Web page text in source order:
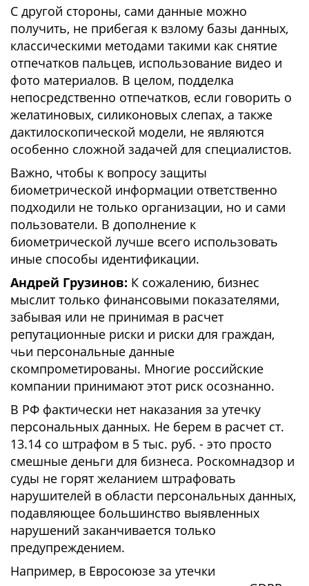
C другой стороны, сами данные можно
получить, не прибегая к взлому базы данных,
классическими методами такими как снятие
отпечатков пальцев, использование видео и
фото материалов. В целом, подделка
непосредственно отпечатков, если говорить о
желатиновых, силиконовых слепах, а также
дактилоскопической модели, не являются
особенно сложной задачей для специалистов.
Важно, чтобы к вопросу защиты
биометрической информации ответственно
подходили не только организации, но и сами
пользователи. В дополнение к
биометрической лучше всего использовать
иные способы идентификации.
Андрей Грузинов: К сожалению, бизнес
мыслит только финансовыми показателями,
забывая или не принимая в расчет
репутационные риски и риски для граждан,
чьи персональные данные
скомпрометированы. Многие российские
компании принимают этот риск осознанно.
В РФ фактически нет наказания за утечку
персональных данных. Не берем в расчет ст.
13.14 со штрафом в 5 тыс. руб. - это просто
смешные деньги для бизнеса. Роскомнадзор и
суды не горят желанием штрафовать
нарушителей в области персональных данных,
подавляющее большинство выявленных
нарушений заканчивается только
предупреждением.
Например, в Евросоюзе за утечки